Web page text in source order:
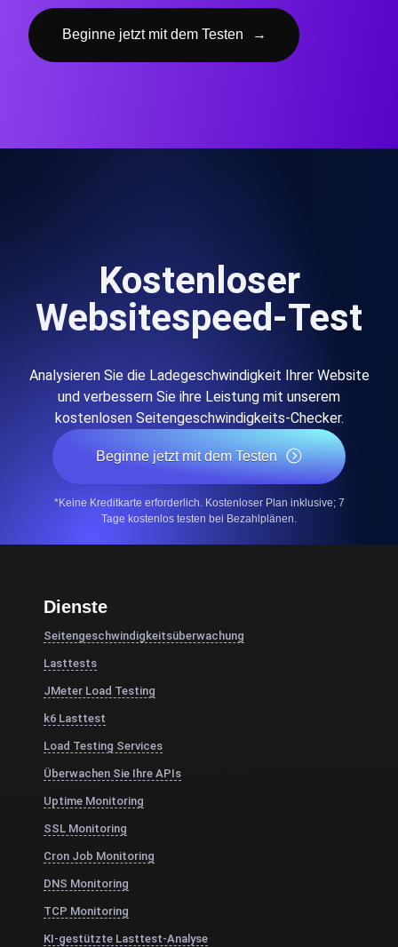
Beginne jetzt mit dem Testen →
Kostenloser
Websitespeed-Test
Analysieren Sie die Ladegeschwindigkeit Ihrer Website
und verbessern Sie ihre Leistung mit unserem
kostenlosen Seitengeschwindigkeits-Checker.
Beginne jetzt mit dem Testen
*Keine Kreditkarte erforderlich. Kostenloser Plan inklusive; 7
Tage kostenlos testen bei Bezahlplänen.
Dienste
Seitengeschwindigkeitsüberwachung
Lasttests
JMeter Load Testing
k6 Lasttest
Load Testing Services
Überwachen Sie Ihre APIs
Uptime Monitoring
SSL Monitoring
Cron Job Monitoring
DNS Monitoring
TCP Monitoring
KI-gestützte Lasttest-Analyse